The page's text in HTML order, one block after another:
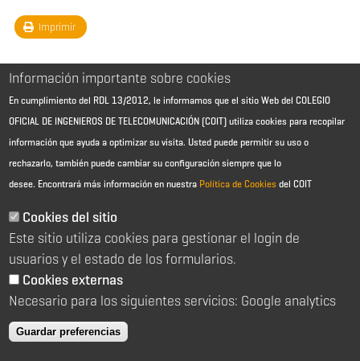
Imprimir
Aviso Legal - Información general
Política de cookies
Política de reembolso
Sitemap
C/ Almagro 2 1º Izqda 28010 Madrid
91 391 10 66
coit@coit.es
Información importante sobre cookies
En cumplimiento del RDL 13/2012, le informamos que el sitio Web del COLEGIO
OFICIAL DE INGENIEROS DE TELECOMUNICACIÓN (COIT) utiliza cookies para recopilar
información que ayuda a optimizar su visita. Usted puede permitir su uso o
rechazarlo, también puede cambiar su configuración siempre que lo
desee. Encontrará más información en nuestra Política de Cookies del COIT
Cookies del sitio
Este sitio utiliza cookies para gestionar el login de
usuarios y el estado de los formularios.
Cookies externas
Necesario para los siguientes servicios: Google analytics
Guardar preferencias